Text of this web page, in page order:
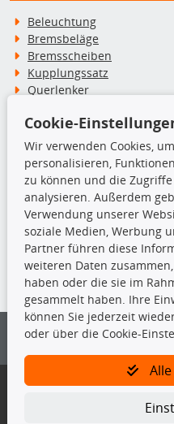
Beleuchtung
Bremsbeläge
Bremsscheiben
Kupplungssatz
Querlenker
Stoßdämpfer
TecDoc Inside
Die hier angezeigten Daten
nicht kopiert werden.
Es ist zu unterlassen, die Daten
vorherige Zustimmung von
und/oder diese Handlungen durch
Bitte prüfen Sie, ob das über
Gegebenenfalls sind ergänzende
Cookie-
Wir verwenden Cookies,
personalisieren,
zu können und die
analysieren. Außerdem
Verwendung unserer
soziale Medien, Werbung
Partner führen diese
weiteren Daten
haben oder die sie im
gesammelt haben. Ihre
können Sie jederzeit
oder über die Cookie-